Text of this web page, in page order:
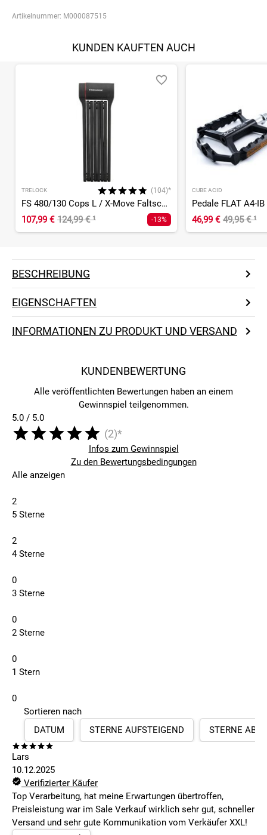
Artikelnummer: M000087515
KUNDEN KAUFTEN AUCH
TRELOCK (104)*
FS 480/130 Cops L / X-Move Faltschloss
107,99 € 124,99 €¹ -13%
CUBE ACID
Pedale FLAT A4-
46,99 € 49,95 €¹
BESCHREIBUNG
EIGENSCHAFTEN
INFORMATIONEN ZU PRODUKT UND VERSAND
KUNDENBEWERTUNG
Alle veröffentlichten Bewertungen haben an einem
Gewinnspiel teilgenommen.
5.0 / 5.0
(2)*
Infos zum Gewinnspiel
Zu den Bewertungsbedingungen
Alle anzeigen
2
5 Sterne
2
4 Sterne
0
3 Sterne
0
2 Sterne
0
1 Stern
0
Sortieren nach
DATUM
STERNE AUFSTEIGEND STERNE
Lars
10.12.2025
Verifizierter Käufer
Top Verarbeitung, hat meine Erwartungen übertroffen,
Preisleistung war im Sale Verkauf wirklich sehr gut, schneller
Versand und sehr gute Kommunikation vom Verkäufer XXL!